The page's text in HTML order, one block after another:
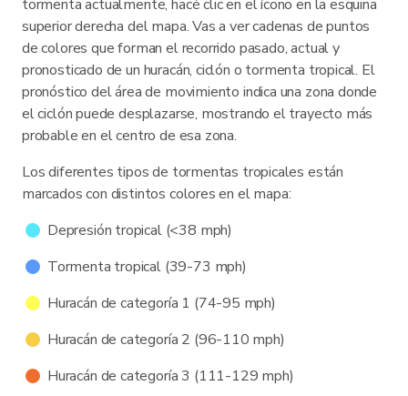
tormenta actualmente, hacé clic en el ícono en la esquina
superior derecha del mapa. Vas a ver cadenas de puntos
de colores que forman el recorrido pasado, actual y
pronosticado de un huracán, ciclón o tormenta tropical. El
pronóstico del área de movimiento indica una zona donde
el ciclón puede desplazarse, mostrando el trayecto más
probable en el centro de esa zona.
Los diferentes tipos de tormentas tropicales están
marcados con distintos colores en el mapa:
Depresión tropical (<38 mph)
Tormenta tropical (39-73 mph)
Huracán de categoría 1 (74-95 mph)
Huracán de categoría 2 (96-110 mph)
Huracán de categoría 3 (111-129 mph)